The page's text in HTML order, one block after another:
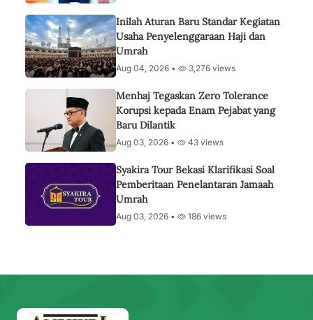
Inilah Aturan Baru Standar Kegiatan
Usaha Penyelenggaraan Haji dan
Umrah
Aug 04, 2026 • 3,276 views
Menhaj Tegaskan Zero Tolerance
Korupsi kepada Enam Pejabat yang
Baru Dilantik
Aug 03, 2026 • 43 views
Syakira Tour Bekasi Klarifikasi Soal
Pemberitaan Penelantaran Jamaah
Umrah
Aug 03, 2026 • 186 views